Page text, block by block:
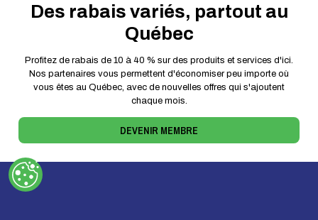
Des rabais variés, partout au
Québec
Profitez de rabais de 10 à 40 % sur des produits et services d'ici.
Nos partenaires vous permettent d'économiser peu importe où
vous êtes au Québec, avec de nouvelles offres qui s'ajoutent
chaque mois.
DEVENIR MEMBRE